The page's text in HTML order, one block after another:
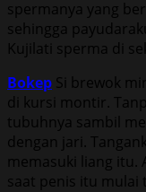
spermanya yang
sehingga
Kujilati sperma di
Bokep Si brewok
di kursi montir.
tubuhnya sambil
dengan jari.
memasuki liang itu.
saat penis itu mulai